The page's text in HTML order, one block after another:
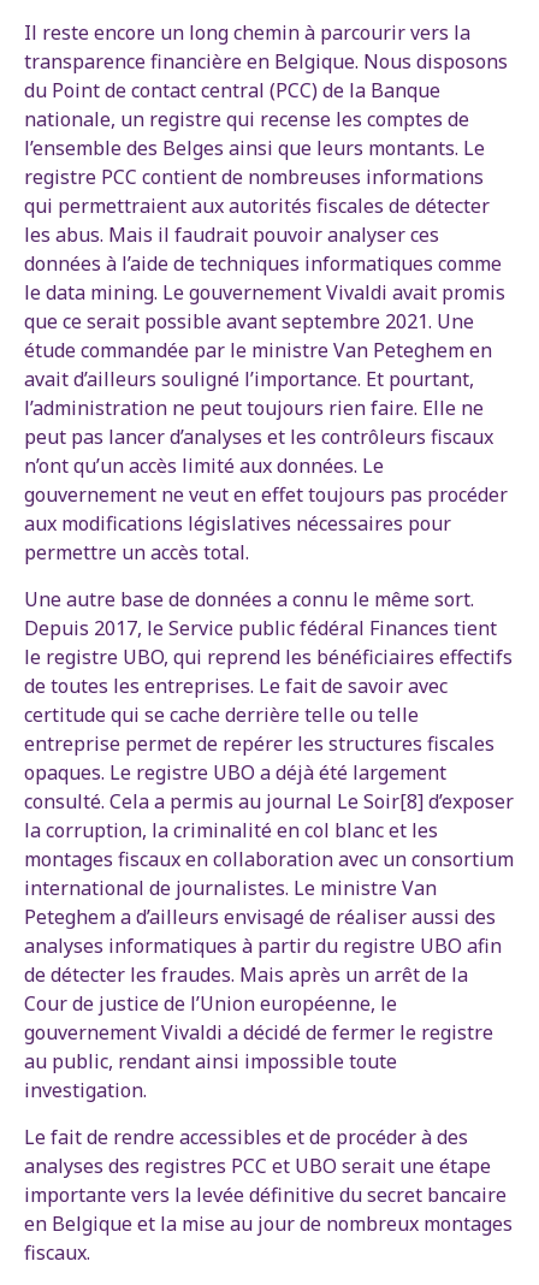
Il reste encore un long chemin à parcourir vers la
transparence financière en Belgique. Nous disposons
du Point de contact central (PCC) de la Banque
nationale, un registre qui recense les comptes de
l’ensemble des Belges ainsi que leurs montants. Le
registre PCC contient de nombreuses informations
qui permettraient aux autorités fiscales de détecter
les abus. Mais il faudrait pouvoir analyser ces
données à l’aide de techniques informatiques comme
le data mining. Le gouvernement Vivaldi avait promis
que ce serait possible avant septembre 2021. Une
étude commandée par le ministre Van Peteghem en
avait d’ailleurs souligné l’importance. Et pourtant,
l’administration ne peut toujours rien faire. Elle ne
peut pas lancer d’analyses et les contrôleurs fiscaux
n’ont qu’un accès limité aux données. Le
gouvernement ne veut en effet toujours pas procéder
aux modifications législatives nécessaires pour
permettre un accès total.
Une autre base de données a connu le même sort.
Depuis 2017, le Service public fédéral Finances tient
le registre UBO, qui reprend les bénéficiaires effectifs
de toutes les entreprises. Le fait de savoir avec
certitude qui se cache derrière telle ou telle
entreprise permet de repérer les structures fiscales
opaques. Le registre UBO a déjà été largement
consulté. Cela a permis au journal Le Soir[8] d’exposer
la corruption, la criminalité en col blanc et les
montages fiscaux en collaboration avec un consortium
international de journalistes. Le ministre Van
Peteghem a d’ailleurs envisagé de réaliser aussi des
analyses informatiques à partir du registre UBO afin
de détecter les fraudes. Mais après un arrêt de la
Cour de justice de l’Union européenne, le
gouvernement Vivaldi a décidé de fermer le registre
au public, rendant ainsi impossible toute
investigation.
Le fait de rendre accessibles et de procéder à des
analyses des registres PCC et UBO serait une étape
importante vers la levée définitive du secret bancaire
en Belgique et la mise au jour de nombreux montages
fiscaux.